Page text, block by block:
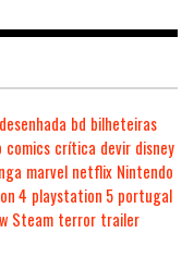
bd bilheteiras
comics crítica devir disney
marvel netflix Nintendo
4 playstation 5 portugal
Steam terror trailer